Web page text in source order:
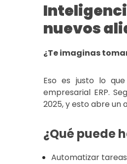
nuevos
¿Te imaginas
Eso es justo lo
empresarial ERP.
2025, y esto abre un
¿Qué puede
Automatizar